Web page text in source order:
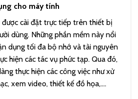
cho máy tính
được cài đặt trực tiếp trên thiết bị
dùng. Những phần mềm này nổi
dụng tối đa bộ nhớ và tài nguyên
hiện các tác vụ phức tạp. Qua đó,
thực hiện các công việc như xử
xem video, thiết kế đồ họa,….